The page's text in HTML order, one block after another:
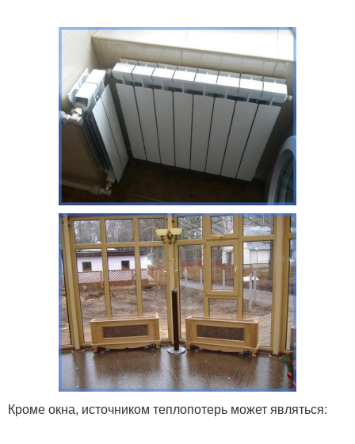
Кроме окна, источником теплопотерь может являться: